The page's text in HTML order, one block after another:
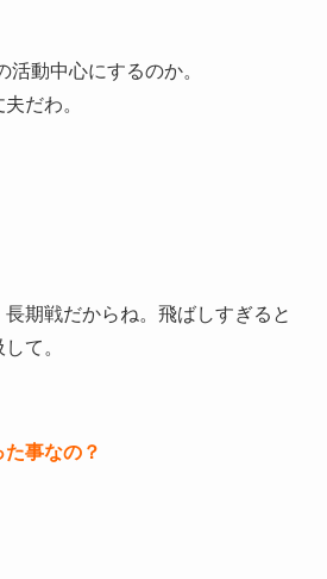
動中心にするのか。
だわ。
期戦だからね。飛ばしすぎると
て。
事なの？